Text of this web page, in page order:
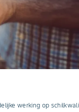
werking op